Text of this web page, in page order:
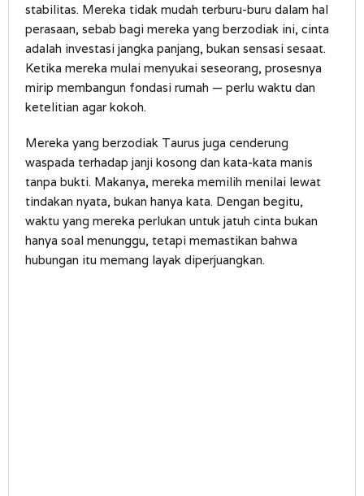
stabilitas. Mereka tidak mudah terburu-buru dalam hal
perasaan, sebab bagi mereka yang berzodiak ini, cinta
adalah investasi jangka panjang, bukan sensasi sesaat.
Ketika mereka mulai menyukai seseorang, prosesnya
mirip membangun fondasi rumah — perlu waktu dan
ketelitian agar kokoh.
Mereka yang berzodiak Taurus juga cenderung
waspada terhadap janji kosong dan kata-kata manis
tanpa bukti. Makanya, mereka memilih menilai lewat
tindakan nyata, bukan hanya kata. Dengan begitu,
waktu yang mereka perlukan untuk jatuh cinta bukan
hanya soal menunggu, tetapi memastikan bahwa
hubungan itu memang layak diperjuangkan.